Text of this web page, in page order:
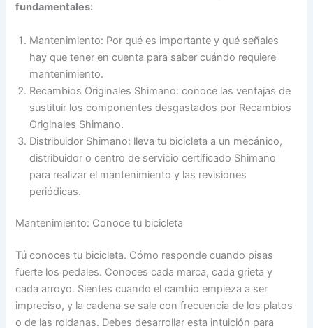
fundamentales:
Mantenimiento: Por qué es importante y qué señales
hay que tener en cuenta para saber cuándo requiere
mantenimiento.
Recambios Originales Shimano: conoce las ventajas de
sustituir los componentes desgastados por Recambios
Originales Shimano.
Distribuidor Shimano: lleva tu bicicleta a un mecánico,
distribuidor o centro de servicio certificado Shimano
para realizar el mantenimiento y las revisiones
periódicas.
Mantenimiento: Conoce tu bicicleta
Tú conoces tu bicicleta. Cómo responde cuando pisas
fuerte los pedales. Conoces cada marca, cada grieta y
cada arroyo. Sientes cuando el cambio empieza a ser
impreciso, y la cadena se sale con frecuencia de los platos
o de las roldanas. Debes desarrollar esta intuición para